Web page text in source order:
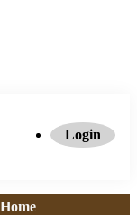
Login
Home